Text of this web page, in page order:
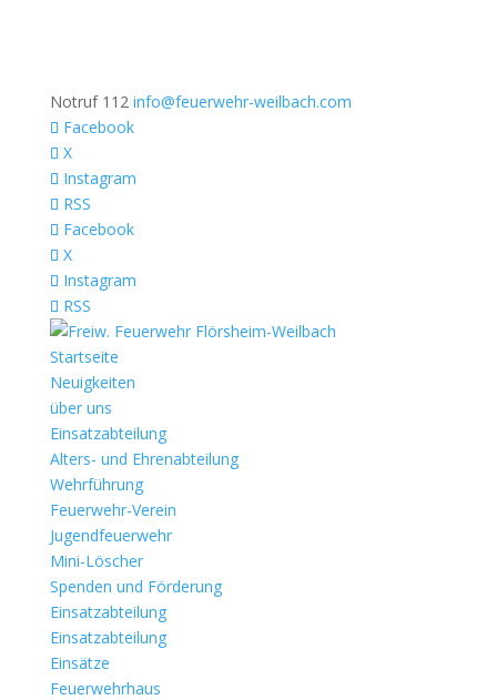
Notruf 112 info@feuerwehr-weilbach.com
Facebook
X
Instagram
RSS
Facebook
X
Instagram
RSS
Startseite
Neuigkeiten
über uns
Einsatzabteilung
Alters- und Ehrenabteilung
Wehrführung
Feuerwehr-Verein
Jugendfeuerwehr
Mini-Löscher
Spenden und Förderung
Einsatzabteilung
Einsatzabteilung
Einsätze
Feuerwehrhaus